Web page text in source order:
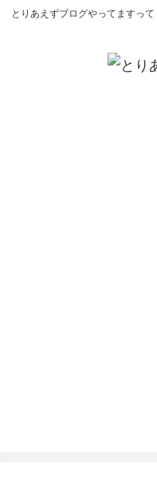
とりあえずブログやってますっ